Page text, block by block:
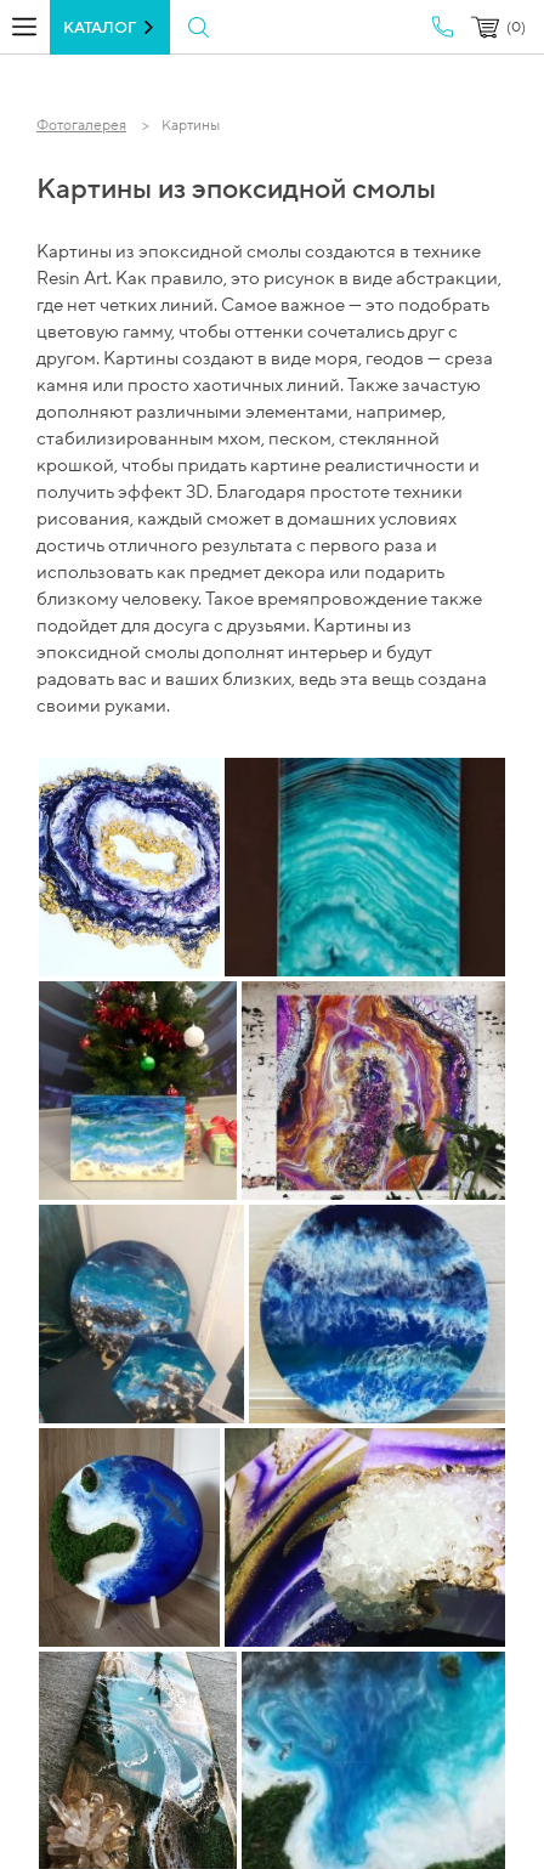
КАТАЛОГ (0)
Фотогалерея Картины
Картины из эпоксидной смолы
Картины из эпоксидной смолы создаются в технике
Resin Art. Как правило, это рисунок в виде абстракции,
где нет четких линий. Самое важное — это подобрать
цветовую гамму, чтобы оттенки сочетались друг с
другом. Картины создают в виде моря, геодов — среза
камня или просто хаотичных линий. Также зачастую
дополняют различными элементами, например,
стабилизированным мхом, песком, стеклянной
крошкой, чтобы придать картине реалистичности и
получить эффект 3D. Благодаря простоте техники
рисования, каждый сможет в домашних условиях
достичь отличного результата с первого раза и
использовать как предмет декора или подарить
близкому человеку. Такое времяпровождение также
подойдет для досуга с друзьями. Картины из
эпоксидной смолы дополнят интерьер и будут
радовать вас и ваших близких, ведь эта вещь создана
своими руками.